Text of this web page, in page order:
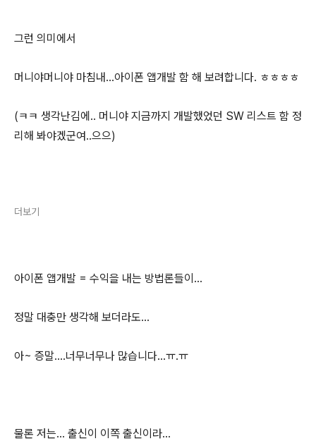
그런 의미에서
머니야머니야 마침내...아이폰 앱개발 함 해 보려합니다. ㅎㅎㅎㅎ
(ㅋㅋ 생각난김에.. 머니야 지금까지 개발했었던 SW 리스트 함 정
리해 봐야겠군여..으으)
더보기
아이폰 앱개발 = 수익을 내는 방법론들이...
정말 대충만 생각해 보더라도...
아~ 증말....너무너무나 많습니다...ㅠ.ㅠ
물론 저는... 출신이 이쪽 출신이라...